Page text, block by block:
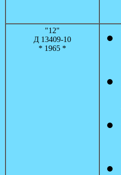
"12"
Д 13409-10
* 1965 *